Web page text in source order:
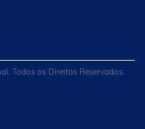
Todos os Direitos Reservados.